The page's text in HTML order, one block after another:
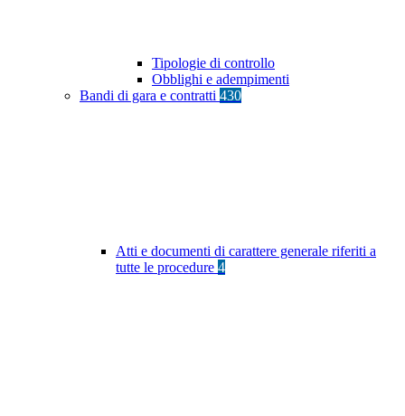
Tipologie di controllo
Obblighi e adempimenti
Bandi di gara e contratti 430
Atti e documenti di carattere generale riferiti a
tutte le procedure 4